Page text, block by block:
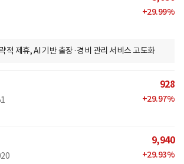
+29.99%
적 제휴, AI 기반 출장·경비 관리 서비스 고도화
928
+29.97%
9,940
+29.93%